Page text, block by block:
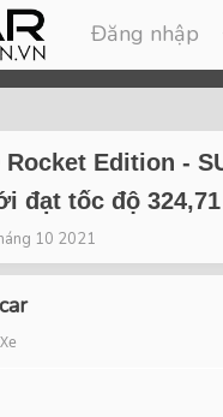
Đăng nhập
Rocket Edition -
đạt tốc độ
10 2021